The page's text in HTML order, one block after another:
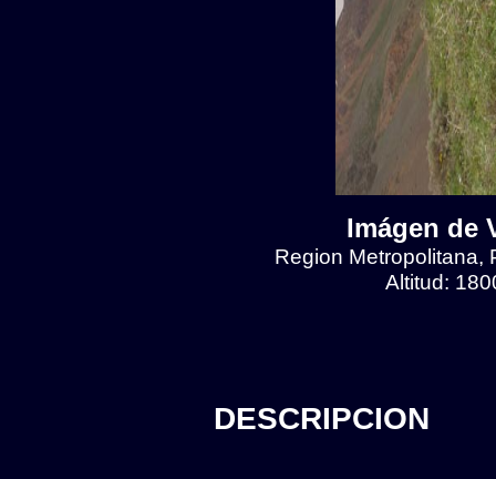
Imágen de
Region Metropolitana,
Altitud:
DESCRIPCION